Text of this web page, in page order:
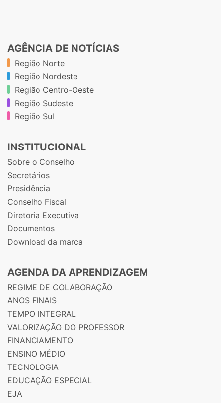
AGÊNCIA DE NOTÍCIAS
Região Norte
Região Nordeste
Região Centro-Oeste
Região Sudeste
Região Sul
INSTITUCIONAL
Sobre o Conselho
Secretários
Presidência
Conselho Fiscal
Diretoria Executiva
Documentos
Download da marca
AGENDA DA APRENDIZAGEM
REGIME DE COLABORAÇÃO
ANOS FINAIS
TEMPO INTEGRAL
VALORIZAÇÃO DO PROFESSOR
FINANCIAMENTO
ENSINO MÉDIO
TECNOLOGIA
EDUCAÇÃO ESPECIAL
EJA